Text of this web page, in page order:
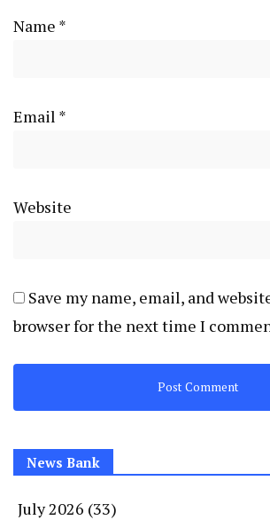
Name *
Email *
Website
Save my name, email, and
browser for the next time I
News Bank
July 2026 (33)